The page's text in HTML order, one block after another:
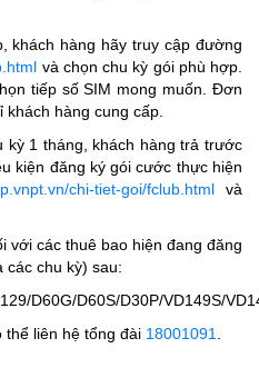
khách hàng hãy truy cập đường
và chọn chu kỳ gói phù hợp.
tiếp số SIM mong muốn. Đơn
hàng cung cấp.
1 tháng, khách hàng trả trước
kiện đăng ký gói cước thực hiện
chi-tiet-goi/fclub.html và
với các thuê bao hiện đang đăng
các chu kỳ) sau:
D60G/D60S/D30P/VD149S/
thể liên hệ tổng đài 18001091